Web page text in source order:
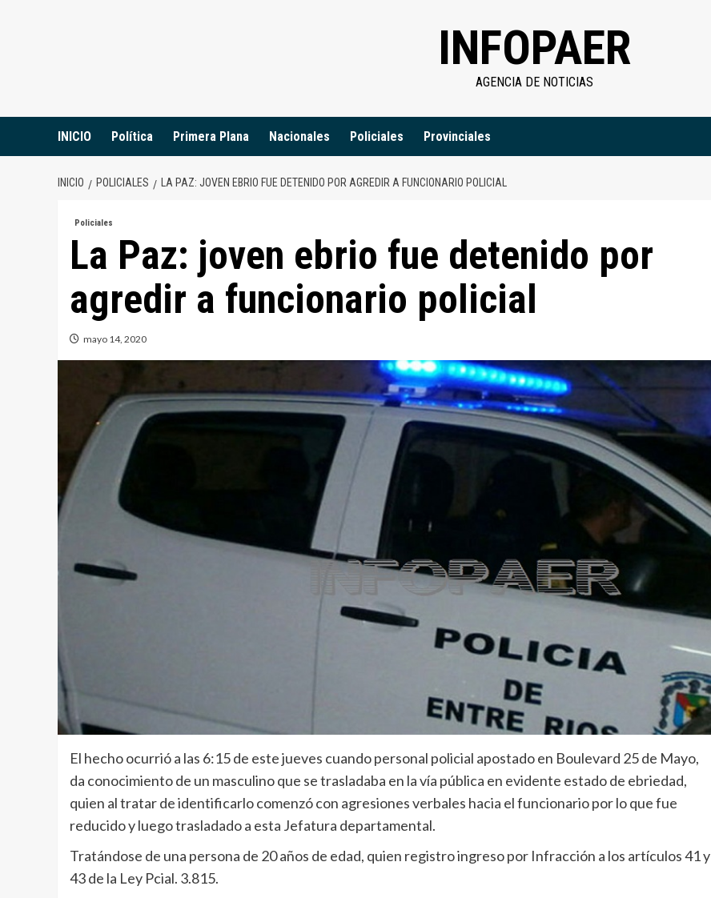
INFOPAER
AGENCIA DE NOTICIAS
INICIO Política Primera Plana Nacionales Policiales Provinciales
INICIO POLICIALES LA PAZ: JOVEN EBRIO FUE DETENIDO POR AGREDIR A FUNCIONARIO POLICIAL
Policiales
La Paz: joven ebrio fue detenido por
agredir a funcionario policial
mayo 14, 2020
El hecho ocurrió a las 6:15 de este jueves cuando personal policial apostado en Boulevard 25 de Mayo,
da conocimiento de un masculino que se trasladaba en la vía pública en evidente estado de ebriedad,
quien al tratar de identificarlo comenzó con agresiones verbales hacia el funcionario por lo que fue
reducido y luego trasladado a esta Jefatura departamental.
Tratándose de una persona de 20 años de edad, quien registro ingreso por Infracción a los artículos 41 y
43 de la Ley Pcial. 3.815.